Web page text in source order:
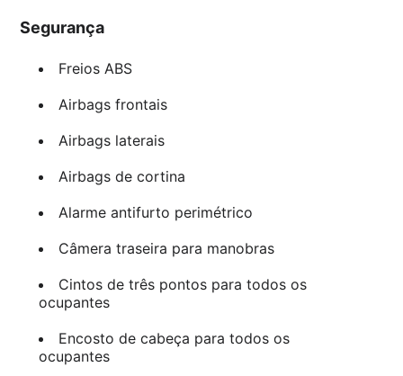
Segurança
Freios ABS
Airbags frontais
Airbags laterais
Airbags de cortina
Alarme antifurto perimétrico
Câmera traseira para manobras
Cintos de três pontos para todos os
ocupantes
Encosto de cabeça para todos os
ocupantes